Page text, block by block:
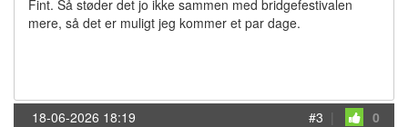
Fint. Så støder det jo ikke sammen med bridgefestivalen
mere, så det er muligt jeg kommer et par dage.
18-06-2026 18:19 #3 | 0